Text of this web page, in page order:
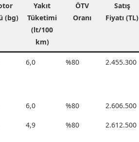
(bg)
Yakıt
Tüketimi
(lt/100
km)
ÖTV
Oranı
Satış
Fiyatı (TL)
6,0 %80 2.455.300
6,0 %80 2.606.500
4,9 %80 2.612.500